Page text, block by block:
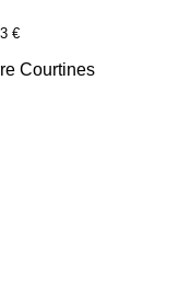
€
Courtines